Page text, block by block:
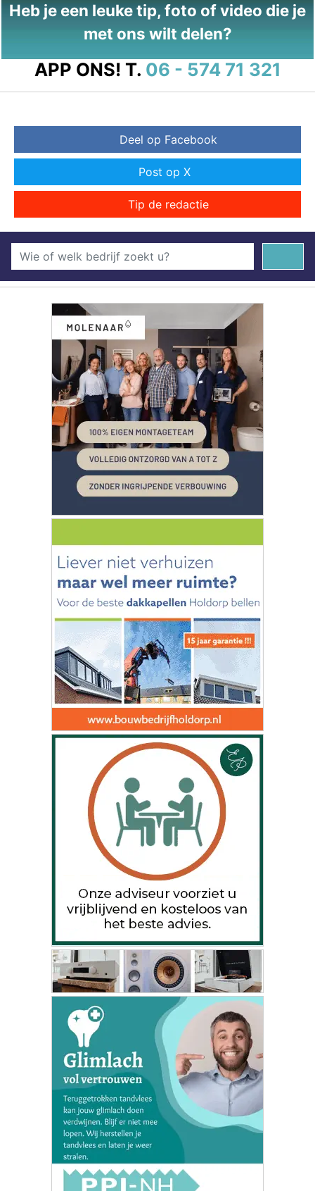
Heb je een leuke tip, foto of video die je
met ons wilt delen?
APP ONS! T. 06 - 574 71 321
Deel op Facebook
Post op X
Tip de redactie